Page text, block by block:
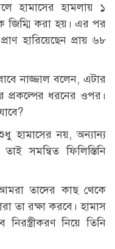
হামাসের হামলায় ১
করা হয়। এর পর
হারিয়েছেন প্রায় ৬৮
নাজ্জাল বলেন, এটার
প্রকল্পের ধরনের ওপর।
নয়, অন্যান্য
তাই সমন্বিত ফিলিস্তিনি
তাদের কাছ থেকে
তা রক্ষা করবে। হামাস
নিয়ে তিনি